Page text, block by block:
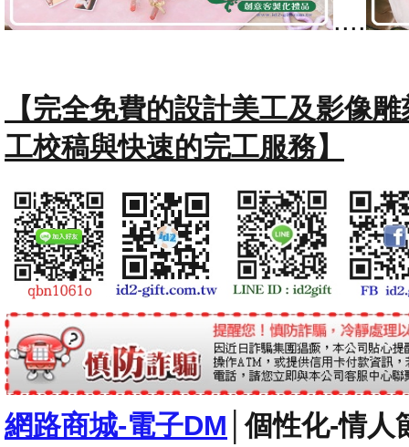
....
【完全免費的設計美工及影像
工校稿與快速的完工服務】
網路商城-電子DM │個性化-情人